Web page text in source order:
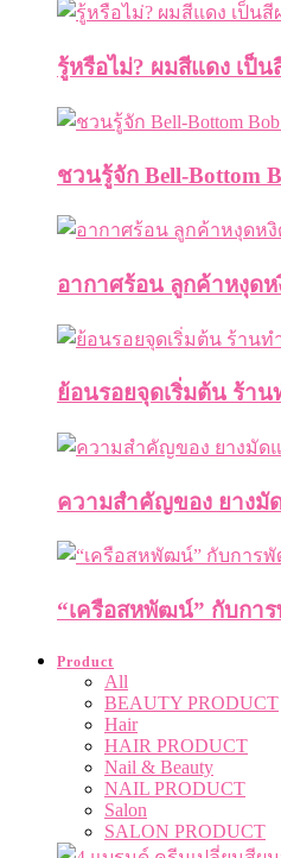
รู้หรือไม่? ผมสีแดง เป็
ชวนรู้จัก Bell-Bottom
อากาศร้อน ลูกค้าหงุดห
ย้อนรอยจุดเริ่มต้น ร้า
ความสำคัญของ ยางมั
“เครือสหพัฒน์” กับกา
Product
All
BEAUTY PRODUCT
Hair
HAIR PRODUCT
Nail & Beauty
NAIL PRODUCT
Salon
SALON PRODUCT